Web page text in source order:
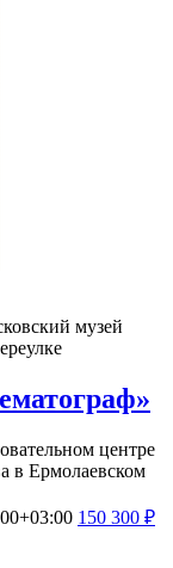
музей
центре
в Ермолаевском
150 300 ₽